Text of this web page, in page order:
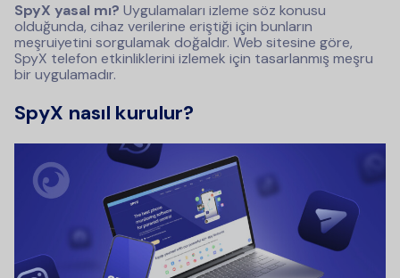
SpyX yasal mı? Uygulamaları izleme söz konusu
olduğunda, cihaz verilerine eriştiği için bunların
meşruiyetini sorgulamak doğaldır. Web sitesine göre,
SpyX telefon etkinliklerini izlemek için tasarlanmış meşru
bir uygulamadır.
SpyX nasıl kurulur?